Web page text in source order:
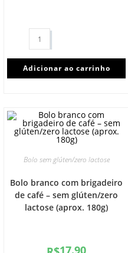
Adicionar ao carrinho
Bolo sem glúten/zero lactose
Bolo branco com brigadeiro
de café – sem glúten/zero
lactose (aprox. 180g)
17.90